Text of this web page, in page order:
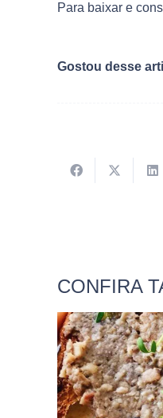
Para baixar e
Gostou desse
CONFIRA